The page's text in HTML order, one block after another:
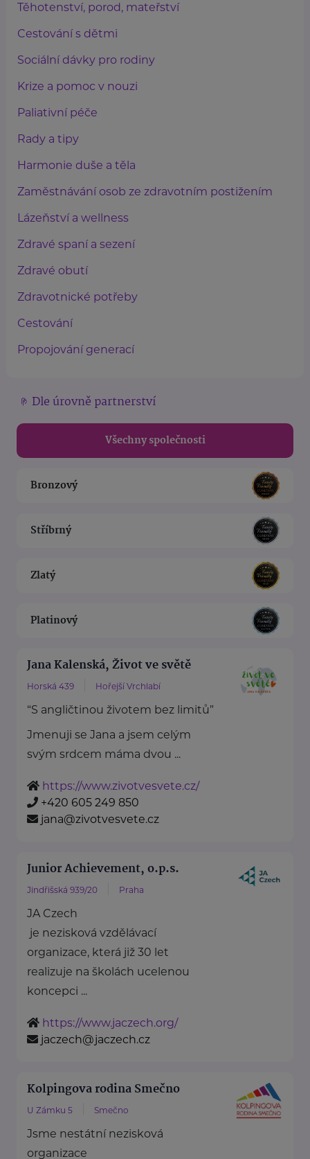
Těhotenství, porod, mateřství
Cestování s dětmi
Sociální dávky pro rodiny
Krize a pomoc v nouzi
Paliativní péče
Rady a tipy
Harmonie duše a těla
Zaměstnávání osob ze zdravotním postižením
Lázeňství a wellness
Zdravé spaní a sezení
Zdravé obutí
Zdravotnické potřeby
Cestování
Propojování generací
Dle úrovně partnerství
Všechny společnosti
Bronzový
Stříbrný
Zlatý
Platinový
Jana Kalenská, Život ve světě
Horská 439 Hořejší Vrchlabí
“S angličtinou životem bez limitů”
Jmenuji se Jana a jsem celým
svým srdcem máma dvou ...
https://www.zivotvesvete.cz/
+420 605 249 850
jana@zivotvesvete.cz
Junior Achievement, o.p.s.
Jindřišská 939/20 Praha
JA Czech
je nezisková vzdělávací
organizace, která již 30 let
realizuje na školách ucelenou
koncepci ...
https://www.jaczech.org/
jaczech@jaczech.cz
Kolpingova rodina Smečno
U Zámku 5 Smečno
Jsme nestátní nezisková
organizace